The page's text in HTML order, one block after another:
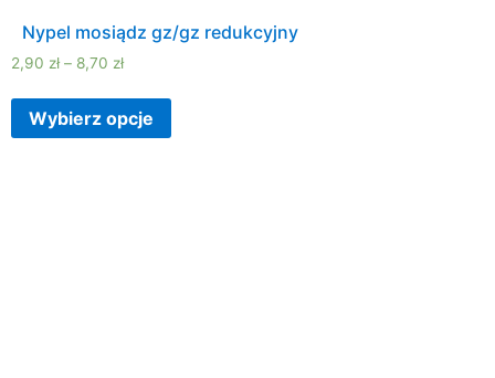
Nypel mosiądz gz/gz redukcyjny
2,90 zł – 8,70 zł
Wybierz opcje